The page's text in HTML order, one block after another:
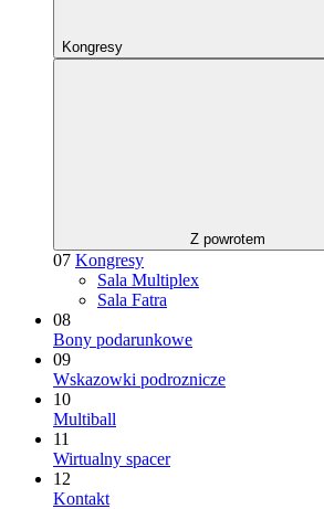
Kongresy
Z powrotem
07 Kongresy
Sala Multiplex
Sala Fatra
08
Bony podarunkowe
09
Wskazowki podroznicze
10
Multiball
11
Wirtualny spacer
12
Kontakt